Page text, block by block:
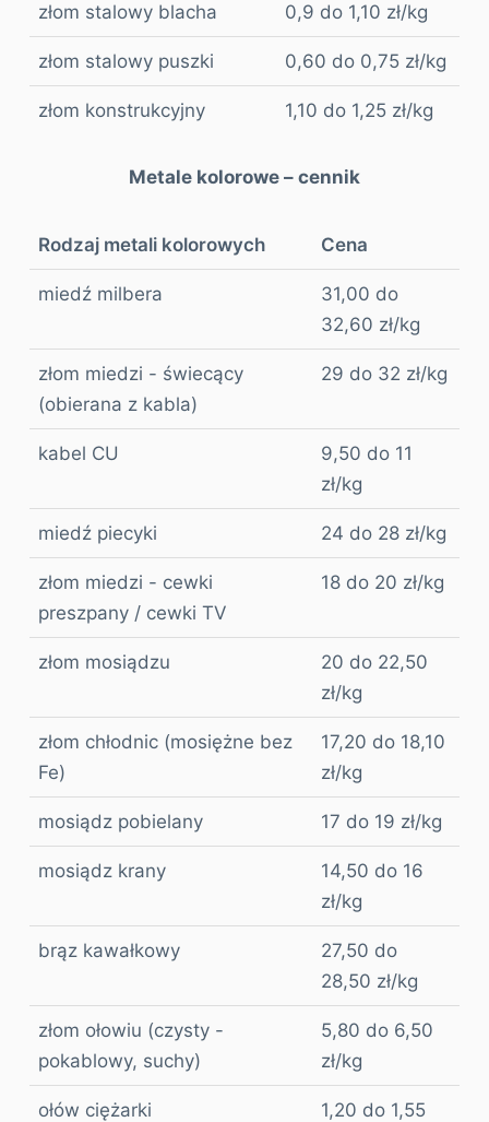
złom stalowy blacha 0,9 do 1,10 zł/kg
złom stalowy puszki 0,60 do 0,75 zł/kg
złom konstrukcyjny 1,10 do 1,25 zł/kg
Metale kolorowe – cennik
Rodzaj metali kolorowych Cena
miedź milbera
31,00 do
32,60 zł/kg
złom miedzi - świecący
(obierana z kabla)
29 do 32 zł/kg
kabel CU
9,50 do 11
zł/kg
miedź piecyki 24 do 28 zł/kg
złom miedzi - cewki
preszpany / cewki TV
18 do 20 zł/kg
złom mosiądzu
20 do 22,50
zł/kg
złom chłodnic (mosiężne bez
Fe)
17,20 do 18,10
zł/kg
mosiądz pobielany 17 do 19 zł/kg
mosiądz krany
14,50 do 16
zł/kg
brąz kawałkowy
27,50 do
28,50 zł/kg
złom ołowiu (czysty -
pokablowy, suchy)
5,80 do 6,50
zł/kg
ołów ciężarki
1,20 do 1,55